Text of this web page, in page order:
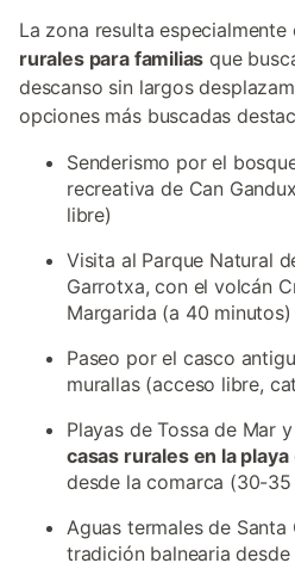
La zona resulta especialmente
rurales para familias que
descanso sin largos
opciones más buscadas
Senderismo por el
recreativa de Can
libre)
Visita al Parque Natural
Garrotxa, con el volcán
Margarida (a 40 minutos)
Paseo por el casco
murallas (acceso libre,
Playas de Tossa de Mar
casas rurales en la playa
desde la comarca (30-
Aguas termales de Santa
tradición balnearia desde